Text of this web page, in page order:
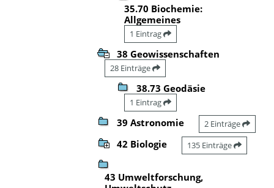
35.70 Biochemie:
Allgemeines
1 Eintrag
38 Geowissenschaften
28 Einträge
38.73 Geodäsie
1 Eintrag
39 Astronomie 2 Einträge
42 Biologie 135 Einträge
43 Umweltforschung,